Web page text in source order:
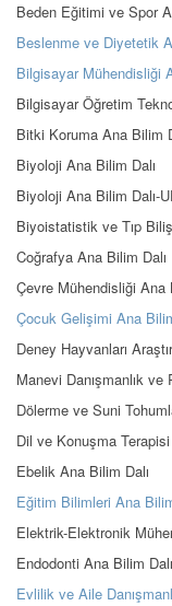
Beden Eğitimi ve Spor
Beslenme ve Diyetetik
Bilgisayar Mühendisliği
Bilgisayar Öğretim
Bitki Koruma Ana Bilim
Biyoloji Ana Bilim Dalı
Biyoloji Ana Bilim Dalı-
Biyoistatistik ve Tıp
Coğrafya Ana Bilim Dalı
Çevre Mühendisliği Ana
Çocuk Gelişimi Ana
Deney Hayvanları
Manevi Danışmanlık
Dölerme ve Suni
Dil ve Konuşma
Ebelik Ana Bilim Dalı
Eğitim Bilimleri Ana
Elektrik-Elektronik
Endodonti Ana Bilim Dalı
Evlilik ve Aile